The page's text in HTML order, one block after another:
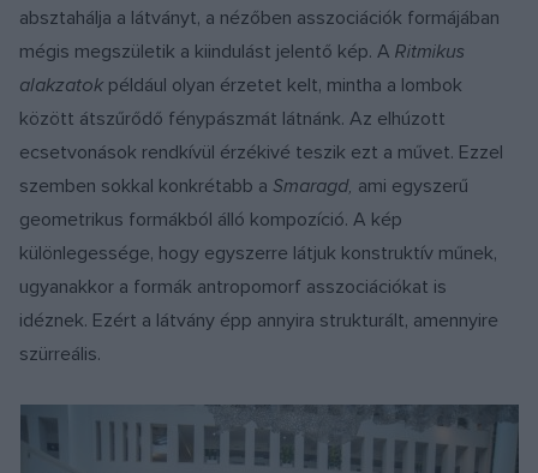
absztahálja a látványt, a nézőben asszociációk formájában
mégis megszületik a kiindulást jelentő kép. A Ritmikus
alakzatok például olyan érzetet kelt, mintha a lombok
között átszűrődő fénypászmát látnánk. Az elhúzott
ecsetvonások rendkívül érzékivé teszik ezt a művet. Ezzel
szemben sokkal konkrétabb a Smaragd, ami egyszerű
geometrikus formákból álló kompozíció. A kép
különlegessége, hogy egyszerre látjuk konstruktív műnek,
ugyanakkor a formák antropomorf asszociációkat is
idéznek. Ezért a látvány épp annyira strukturált, amennyire
szürreális.